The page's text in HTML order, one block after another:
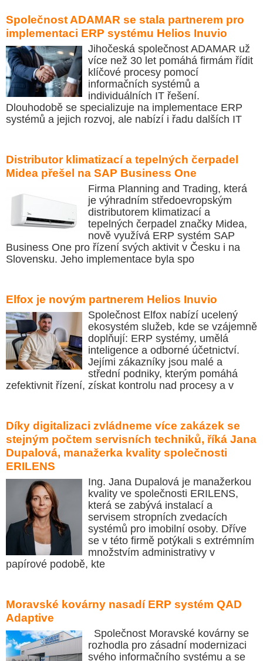
Společnost ADAMAR se stala partnerem pro
implementaci ERP systému Helios Inuvio
Jihočeská společnost ADAMAR už
více než 30 let pomáhá firmám řídit
klíčové procesy pomocí
informačních systémů a
individuálních IT řešení.
Dlouhodobě se specializuje na implementace ERP
systémů a jejich rozvoj, ale nabízí i řadu dalších IT
Distributor klimatizací a tepelných čerpadel
Midea přešel na SAP Business One
Firma Planning and Trading, která
je výhradním středoevropským
distributorem klimatizací a
tepelných čerpadel značky Midea,
nově využívá ERP systém SAP
Business One pro řízení svých aktivit v Česku i na
Slovensku. Jeho implementace byla spo
Elfox je novým partnerem Helios Inuvio
Společnost Elfox nabízí ucelený
ekosystém služeb, kde se vzájemně
doplňují: ERP systémy, umělá
inteligence a odborné účetnictví.
Jejími zákazníky jsou malé a
střední podniky, kterým pomáhá
zefektivnit řízení, získat kontrolu nad procesy a v
Díky digitalizaci zvládneme více zakázek se
stejným počtem servisních techniků, říká Jana
Dupalová, manažerka kvality společnosti
ERILENS
Ing. Jana Dupalová je manažerkou
kvality ve společnosti ERILENS,
která se zabývá instalací a
servisem stropních zvedacích
systémů pro imobilní osoby. Dříve
se v této firmě potýkali s extrémním
množstvím administrativy v
papírové podobě, kte
Moravské kovárny nasadí ERP systém QAD
Adaptive
Společnost Moravské kovárny se
rozhodla pro zásadní modernizaci
svého informačního systému a se